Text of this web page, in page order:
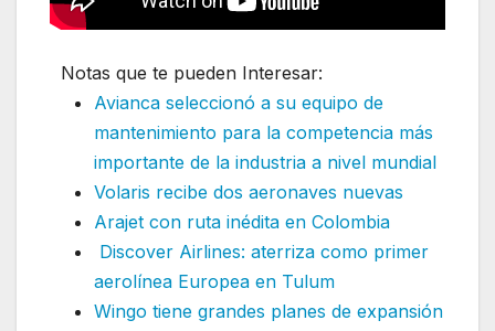
Notas que te pueden Interesar:
Avianca seleccionó a su equipo de
mantenimiento para la competencia más
importante de la industria a nivel mundial
Volaris recibe dos aeronaves nuevas
Arajet con ruta inédita en Colombia
Discover Airlines: aterriza como primer
aerolínea Europea en Tulum
Wingo tiene grandes planes de expansión